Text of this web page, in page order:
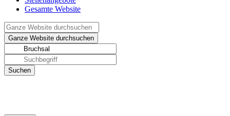
Gesamte Website